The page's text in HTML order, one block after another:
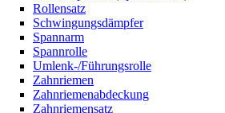
Rollensatz
Schwingungsdämpfer
Spannarm
Spannrolle
Umlenk-/Führungsrolle
Zahnriemen
Zahnriemenabdeckung
Zahnriemensatz